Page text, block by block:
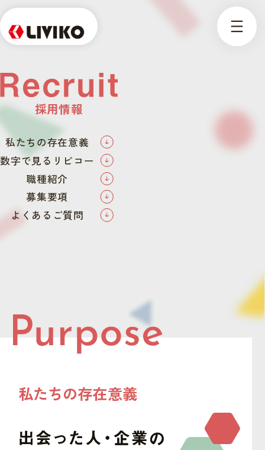
採用情報
私たちの存在意義
数字で見るリビコー
職種紹介
募集要項
よくあるご質問
私たちの存在意義